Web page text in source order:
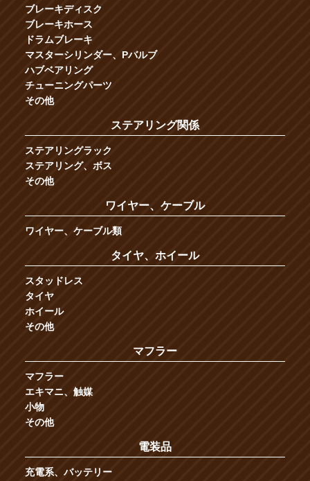
ブレーキディスク
ブレーキホース
ドラムブレーキ
マスターシリンダー、Pバルブ
ハブベアリング
チューニングパーツ
その他
ステアリング関係
ステアリングラック
ステアリング、ボス
その他
ワイヤー、ケーブル
ワイヤー、ケーブル類
タイヤ、ホイール
スタッドレス
タイヤ
ホイール
その他
マフラー
マフラー
エキマニ、触媒
小物
その他
電装品
充電系、バッテリー